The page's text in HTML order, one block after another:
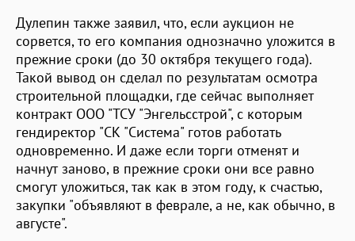
Дулепин также заявил, что, если аукцион не
сорвется, то его компания однозначно уложится в
прежние сроки (до 30 октября текущего года).
Такой вывод он сделал по результатам осмотра
строительной площадки, где сейчас выполняет
контракт ООО "ТСУ "Энгельсстрой", с которым
гендиректор "СК "Система" готов работать
одновременно. И даже если торги отменят и
начнут заново, в прежние сроки они все равно
смогут уложиться, так как в этом году, к счастью,
закупки "объявляют в феврале, а не, как обычно, в
августе".